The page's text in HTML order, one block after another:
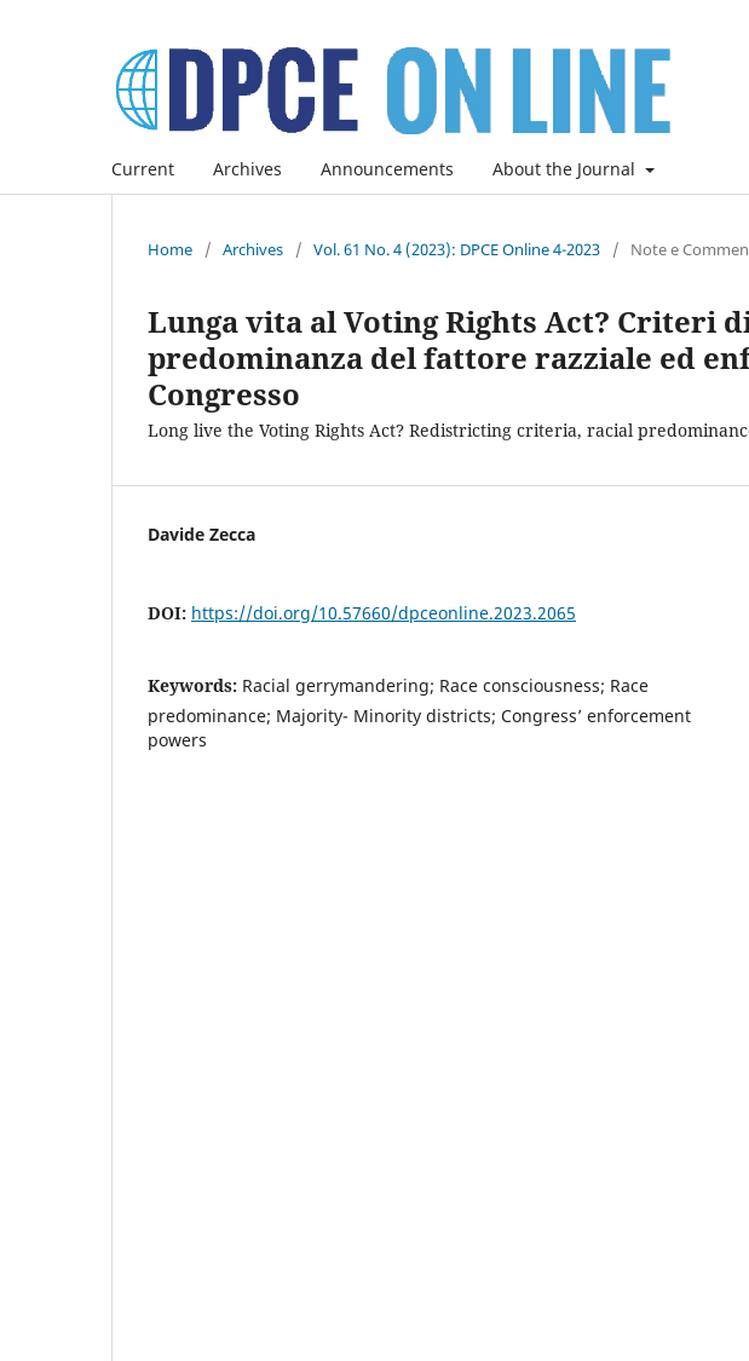
Current Archives Announcements About the Journal
Home / Archives / Vol. 61 No. 4 (2023): DPCE Online 4-2023 / Note e
Lunga vita al Voting Rights Act? Criteri
predominanza del fattore razziale ed
Congresso
Long live the Voting Rights Act? Redistricting criteria, racial
Davide Zecca
DOI: https://doi.org/10.57660/dpceonline.2023.2065
Keywords: Racial gerrymandering; Race consciousness; Race
predominance; Majority- Minority districts; Congress’ enforcement
powers